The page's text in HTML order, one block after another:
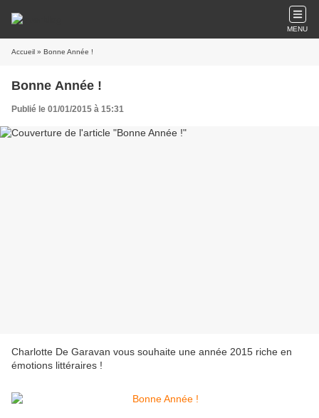
MENU
Accueil » Bonne Année !
Bonne Année !
Publié le 01/01/2015 à 15:31
Charlotte De Garavan vous souhaite une année 2015 riche en
émotions littéraires !